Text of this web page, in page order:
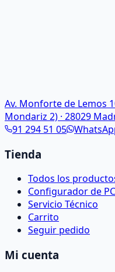
Av. Monforte de Lemos
Mondariz 2) · 28029
91 294 51 05
Tienda
Todos los
Configurador de PC
Servicio Técnico
Carrito
Seguir pedido
Mi cuenta